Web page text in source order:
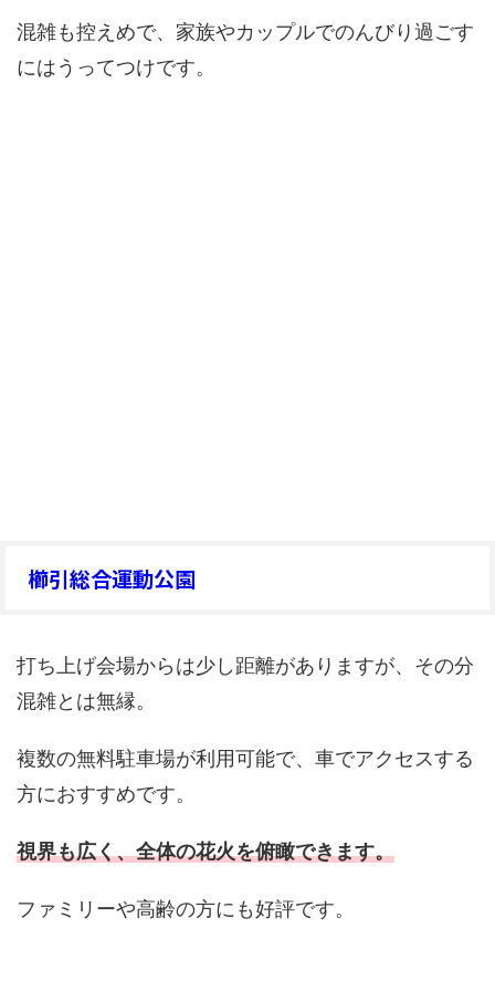
混雑も控えめで、家族やカップルでのんびり過ごす
にはうってつけです。
櫛引総合運動公園
打ち上げ会場からは少し距離がありますが、その分
混雑とは無縁。
複数の無料駐車場が利用可能で、車でアクセスする
方におすすめです。
視界も広く、全体の花火を俯瞰できます。
ファミリーや高齢の方にも好評です。